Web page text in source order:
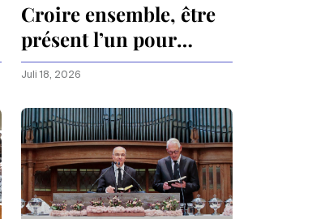
Croire ensemble, être
présent l’un pour
l’autre
Juli 18, 2026